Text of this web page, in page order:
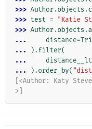
>>> Author.objects .
>>> test =
"Katie
>>> Author.objects .
...
distance=
...
) .filter(
...
...
) .order_by(
[<Author: Katy
>]